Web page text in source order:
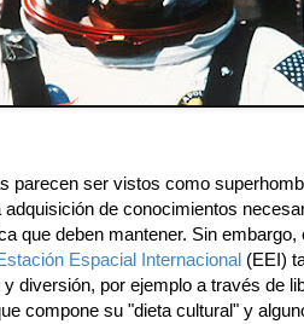
parecen ser vistos como
de conocimientos
que deben mantener. Sin
Espacial Internacional (EEI)
diversión, por ejemplo a través de
compone su "dieta cultural" y